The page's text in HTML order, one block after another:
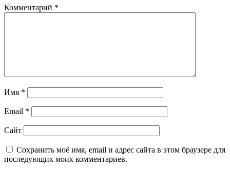
Комментарий *
Имя *
Email *
Сайт
Сохранить моё имя, email и адрес сайта в этом браузере для
последующих моих комментариев.